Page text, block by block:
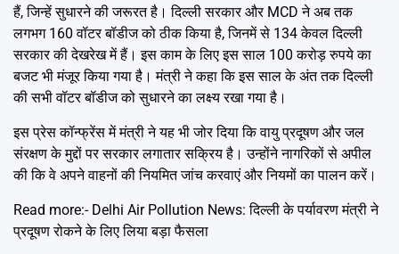
हैं, जिन्हें सुधारने की जरूरत है। दिल्ली सरकार और MCD ने अब तक
लगभग 160 वॉटर बॉडीज को ठीक किया है, जिनमें से 134 केवल दिल्ली
सरकार की देखरेख में हैं। इस काम के लिए इस साल 100 करोड़ रुपये का
बजट भी मंजूर किया गया है। मंत्री ने कहा कि इस साल के अंत तक दिल्ली
की सभी वॉटर बॉडीज को सुधारने का लक्ष्य रखा गया है।
इस प्रेस कॉन्फ्रेंस में मंत्री ने यह भी जोर दिया कि वायु प्रदूषण और जल
संरक्षण के मुद्दों पर सरकार लगातार सक्रिय है। उन्होंने नागरिकों से अपील
की कि वे अपने वाहनों की नियमित जांच करवाएं और नियमों का पालन करें।
Read more:- Delhi Air Pollution News: दिल्ली के पर्यावरण मंत्री ने
प्रदूषण रोकने के लिए लिया बड़ा फैसला